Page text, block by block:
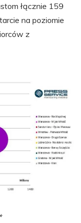
łącznie 159
na poziomie
z